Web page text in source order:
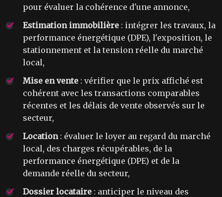
pour évaluer la cohérence d'une annonce,
Estimation immobilière : intégrer les travaux, la
performance énergétique (DPE), l'exposition, le
stationnement et la tension réelle du marché
local,
Mise en vente : vérifier que le prix affiché est
cohérent avec les transactions comparables
récentes et les délais de vente observés sur le
secteur,
Location: évaluer le loyer au regard du marché
local, des charges récupérables, de la
performance énergétique (DPE) et de la
demande réelle du secteur,
Dossier locataire : anticiper le niveau des